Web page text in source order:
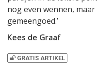
nog even wennen,
gemeengoed.’
Kees de Graaf
GRATIS ARTIKEL